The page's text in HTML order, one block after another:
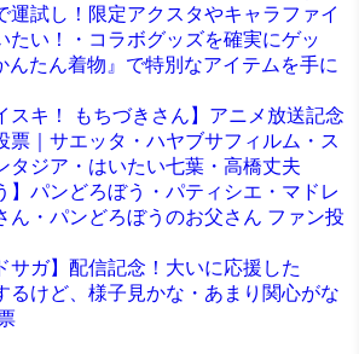
運試し！限定アクスタやキャラファイ
たい！・コラボグッズを確実にゲッ
んたん着物』で特別なアイテムを手に
スキ！ もちづきさん】アニメ放送記念
票｜サエッタ・ハヤブサフィルム・ス
タジア・はいたい七葉・高橋丈夫
】パンどろぼう・パティシエ・マドレ
ん・パンどろぼうのお父さん ファン投
サガ】配信記念！大いに応援した
るけど、様子見かな・あまり関心がな